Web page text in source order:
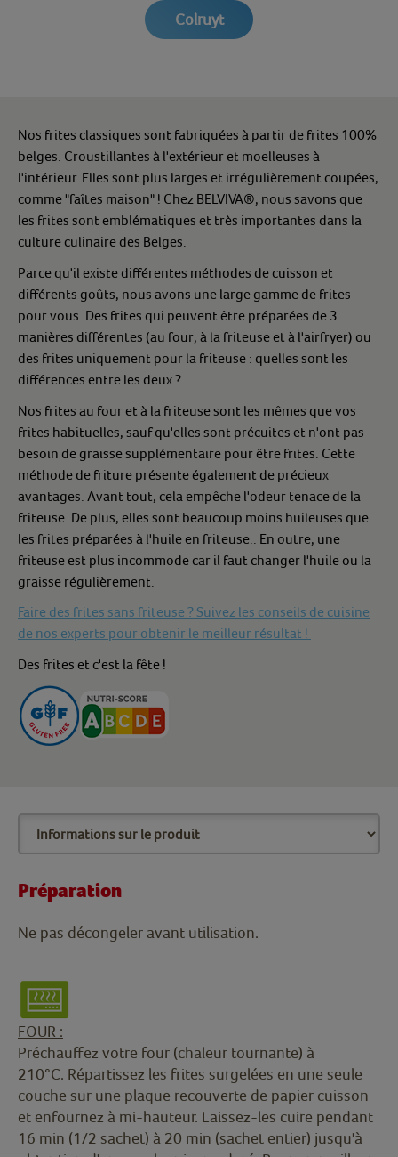
Colruyt
Nos frites classiques sont fabriquées à partir de frites 100%
belges. Croustillantes à l'extérieur et moelleuses à
l'intérieur. Elles sont plus larges et irrégulièrement coupées,
comme "faîtes maison" ! Chez BELVIVA®, nous savons que
les frites sont emblématiques et très importantes dans la
culture culinaire des Belges.
Parce qu'il existe différentes méthodes de cuisson et
différents goûts, nous avons une large gamme de frites
pour vous. Des frites qui peuvent être préparées de 3
manières différentes (au four, à la friteuse et à l'airfryer) ou
des frites uniquement pour la friteuse : quelles sont les
différences entre les deux ?
Nos frites au four et à la friteuse sont les mêmes que vos
frites habituelles, sauf qu'elles sont précuites et n'ont pas
besoin de graisse supplémentaire pour être frites. Cette
méthode de friture présente également de précieux
avantages. Avant tout, cela empêche l'odeur tenace de la
friteuse. De plus, elles sont beaucoup moins huileuses que
les frites préparées à l'huile en friteuse.. En outre, une
friteuse est plus incommode car il faut changer l'huile ou la
graisse régulièrement.
Faire des frites sans friteuse ? Suivez les conseils de cuisine
de nos experts pour obtenir le meilleur résultat !
Des frites et c'est la fête !
Préparation
Ne pas décongeler avant utilisation.
FOUR :
Préchauffez votre four (chaleur tournante) à
210°C. Répartissez les frites surgelées en une seule
couche sur une plaque recouverte de papier cuisson
et enfournez à mi-hauteur. Laissez-les cuire pendant
16 min (1/2 sachet) à 20 min (sachet entier) jusqu'à